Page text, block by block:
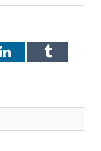
LinkedInTumblr